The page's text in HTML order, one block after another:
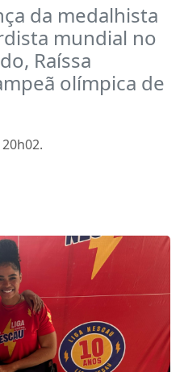
da medalhista
mundial no
Raíssa
olímpica de